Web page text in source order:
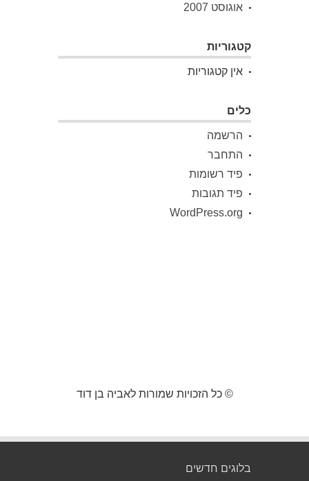
אוגוסט 2007
קטגוריות
אין קטגוריות
כלים
הרשמה
התחבר
פיד רשומות
פיד תגובות
WordPress.org
© כל הזכויות שמורות לאביה בן דוד
בלוגים חדשים